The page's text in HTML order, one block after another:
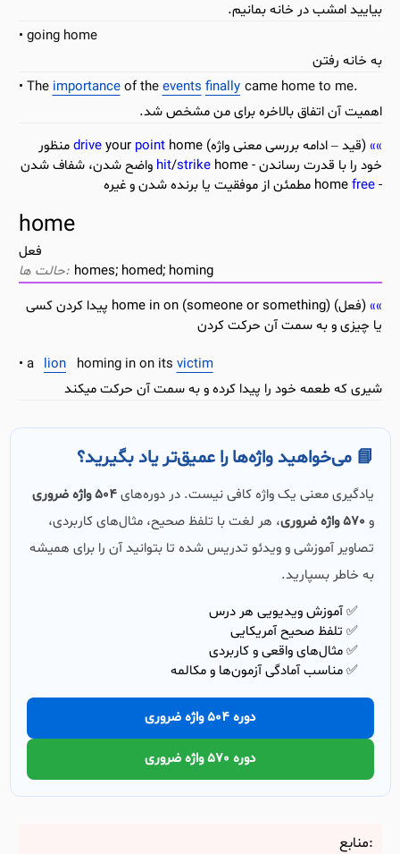
بیایید امشب در خانه بمانیم.
going home
به خانه رفتن
The importanceof theevents finally came home to me.
اهمیت آن اتفاق بالاخره برای من مشخص شد.
(قید – ادامه بررسی معنی واژه)
driveyour point
home منظور
خود را با قدرت رساندن -
hit/strike
home واضح شدن، شفاف شدن
- home
free مطمئن از موفقیت یا برنده شدن و غیره
home
فعل
homes; homed; homing
(فعل) home in on (someone or something) پیدا کردن کسی
یا چیزی و به سمت آن حرکت کردن
a lion homing in on its victim
شیری که طعمه خود را پیدا کرده و به سمت آن حرکت میکند
📘 می‌خواهید واژه‌ها را عمیق‌تر یاد بگیرید؟
یادگیری معنی یک واژه کافی نیست. در دوره‌های504 واژه ضروری
و 570 واژه ضروری
، هر لغت با تلفظ صحیح، مثال‌های کاربردی،
تصاویر آموزشی و ویدئو تدریس شده تا بتوانید آن را برای همیشه
به خاطر بسپارید.
✅ آموزش ویدیویی هر درس
✅ تلفظ صحیح آمریکایی
✅ مثال‌های واقعی و کاربردی
✅ مناسب آمادگی آزمون‌ها و مکالمه
دوره 504 واژه ضروری
دوره 570 واژه ضروری
منابع: